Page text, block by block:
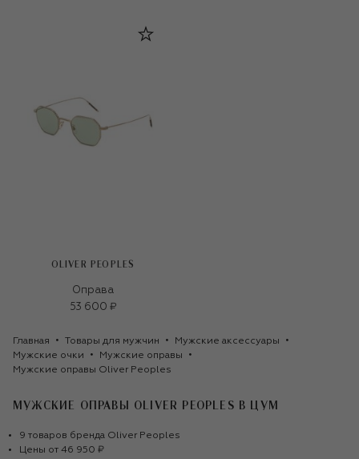
OLIVER PEOPLES
Оправа
53 600 ₽
Главная Товары для мужчин
Мужские аксессуары
Мужские очки
Мужские оправы
Мужские оправы Oliver Peoples
МУЖСКИЕ ОПРАВЫ OLIVER PEOPLES В ЦУМ
9 товаров бренда Oliver Peoples
Цены от 46 950 ₽